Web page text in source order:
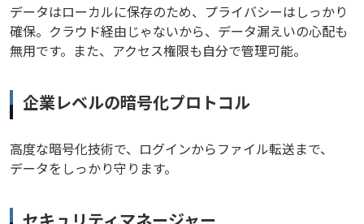
データはローカルに保存のため、プライバシーはしっかり
確保。クラウド経由じゃないから、データ漏えいの心配も
無用です。また、アクセス権限も自分で管理可能。
企業レベルの暗号化プロトコル
高度な暗号化技術で、ログインからファイル転送まで、
データをしっかり守ります。